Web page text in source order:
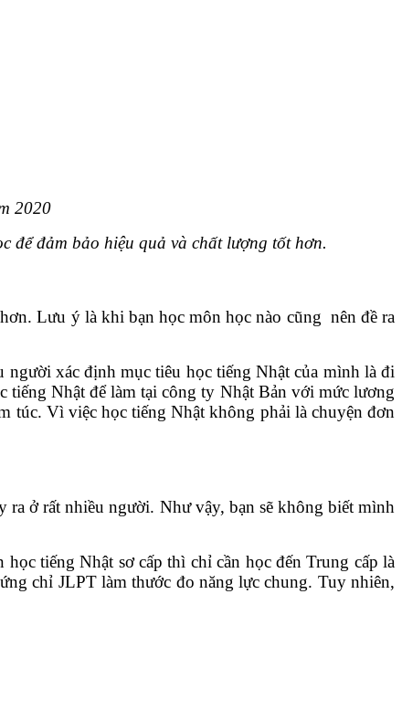
2020
để đảm bảo hiệu quả và chất lượng tốt hơn.
Lưu ý là khi bạn học môn học nào cũng nên đề ra
xác định mục tiêu học tiếng Nhật của mình là đi
tiếng Nhật để làm tại công ty Nhật Bản với mức lương
túc. Vì việc học tiếng Nhật không phải là chuyện đơn
ra ở rất nhiều người. Như vậy, bạn sẽ không biết mình
tiếng Nhật sơ cấp thì chỉ cần học đến Trung cấp là
chỉ JLPT làm thước đo năng lực chung. Tuy nhiên,